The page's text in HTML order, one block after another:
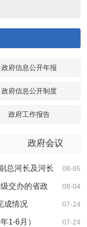
政府信息公开年报
政府信息公开制度
政府工作报告
政府会议
08-05
总河长及河长
08-04
交办的省政
07-24
成情况
07-24
1-6月）